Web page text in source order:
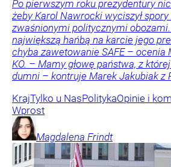
Po pierwszym roku prezydentury
żeby Karol Nawrocki wyciszył
zwaśnionymi politycznymi
największą hańbą na karcie jego
chyba zawetowanie SAFE – ocenia
KO. – Mamy głowę państwa, z
dumni – kontruje Marek Jakubiak z
KrajTylko u NasPolitykaOpinie i
Wprost
Magdalena Frindt